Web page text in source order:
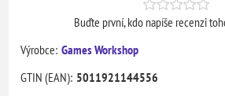
Buďte první, kdo napíše recenzi
Výrobce: Games Workshop
GTIN (EAN): 5011921144556